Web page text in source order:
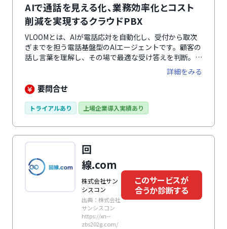
AIで通話を見える化、業務効率化とコスト
削減を実現するクラウドPBX
VLOOMとは、AIが電話応対を自動化し、受付から取次
ぎまでを担う電話基盤型のAIエージェントです。顧客の
話し言葉を理解し、その場で最適な受け答えを判断。
FAQ回答や本人確認、顧客情報の照合、担当部署への取
次ぎなどを自動で行います。また、NTTドコモビジネ
スソリューションズやKDDI、ソフトバンク、楽天など
環境を変えずに導入可能です。PBXを基盤としているた
が発生せず、運用コストを抑えられます。
詳細をみる
要問合せ
トライアルあり 上場企業導入実績あり
回
線.com
株式会社サン
シスコン
出典：株式会社
サンシスコン
https://xn--
zbs202g.com/
このサービスが
合うか診断する